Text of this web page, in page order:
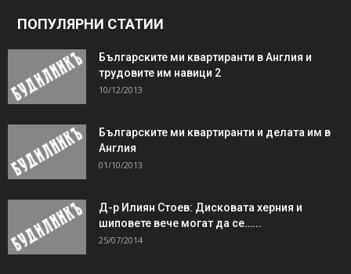
ПОПУЛЯРНИ СТАТИИ
Българските ми квартиранти в Англия и
трудовите им навици 2
10/12/2013
Българските ми квартиранти и делата им в
Англия
01/10/2013
Д-р Илиян Стоев: Дисковата херния и
шиповете вече могат да се…...
25/07/2014